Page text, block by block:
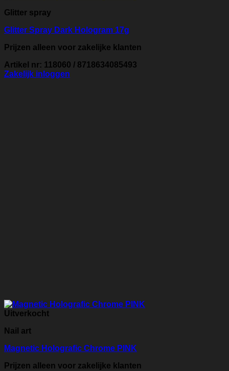
Glitter spray
Glitter Spray Dark Hologram 17g
Prijzen alleen voor zakelijke klanten
Artikel nr: 118060 / 8718634085493
Zakelijk inloggen
Uitverkocht
Nail art
Magnetic Holografic Chrome PINK
Prijzen alleen voor zakelijke klanten